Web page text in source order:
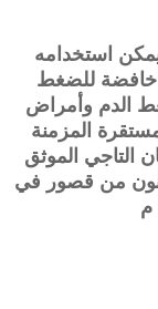
استخدامه
خافضة للضغط
الدم وأمراض
المزمنة
التاجي الموثق
من قصور في